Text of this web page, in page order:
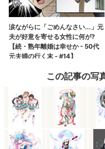
この記事の写